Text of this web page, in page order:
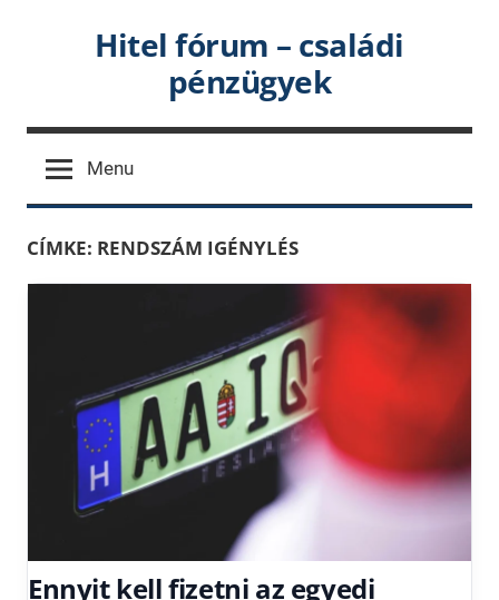
Hitel fórum – családi
pénzügyek
Menu
CÍMKE: RENDSZÁM IGÉNYLÉS
Ennyit kell fizetni az egyedi